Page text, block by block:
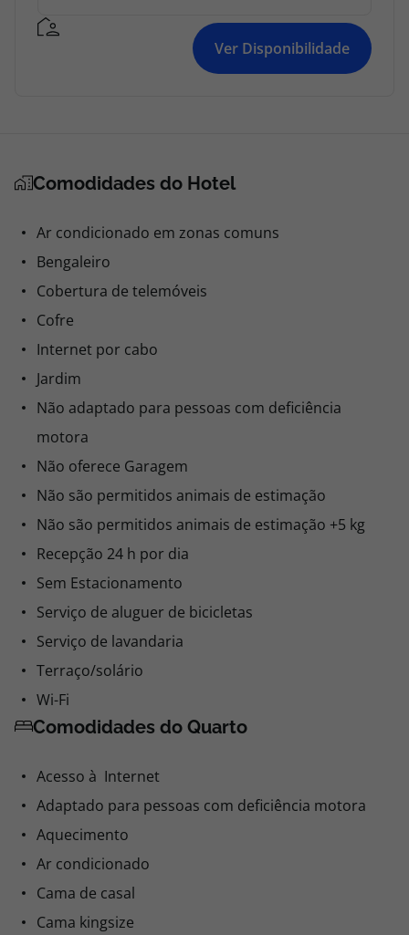
Ver Disponibilidade
Comodidades do Hotel
Ar condicionado em zonas comuns
Bengaleiro
Cobertura de telemóveis
Cofre
Internet por cabo
Jardim
Não adaptado para pessoas com deficiência
motora
Não oferece Garagem
Não são permitidos animais de estimação
Não são permitidos animais de estimação +5 kg
Recepção 24 h por dia
Sem Estacionamento
Serviço de aluguer de bicicletas
Serviço de lavandaria
Terraço/solário
Wi-Fi
Comodidades do Quarto
Acesso à Internet
Adaptado para pessoas com deficiência motora
Aquecimento
Ar condicionado
Cama de casal
Cama kingsize